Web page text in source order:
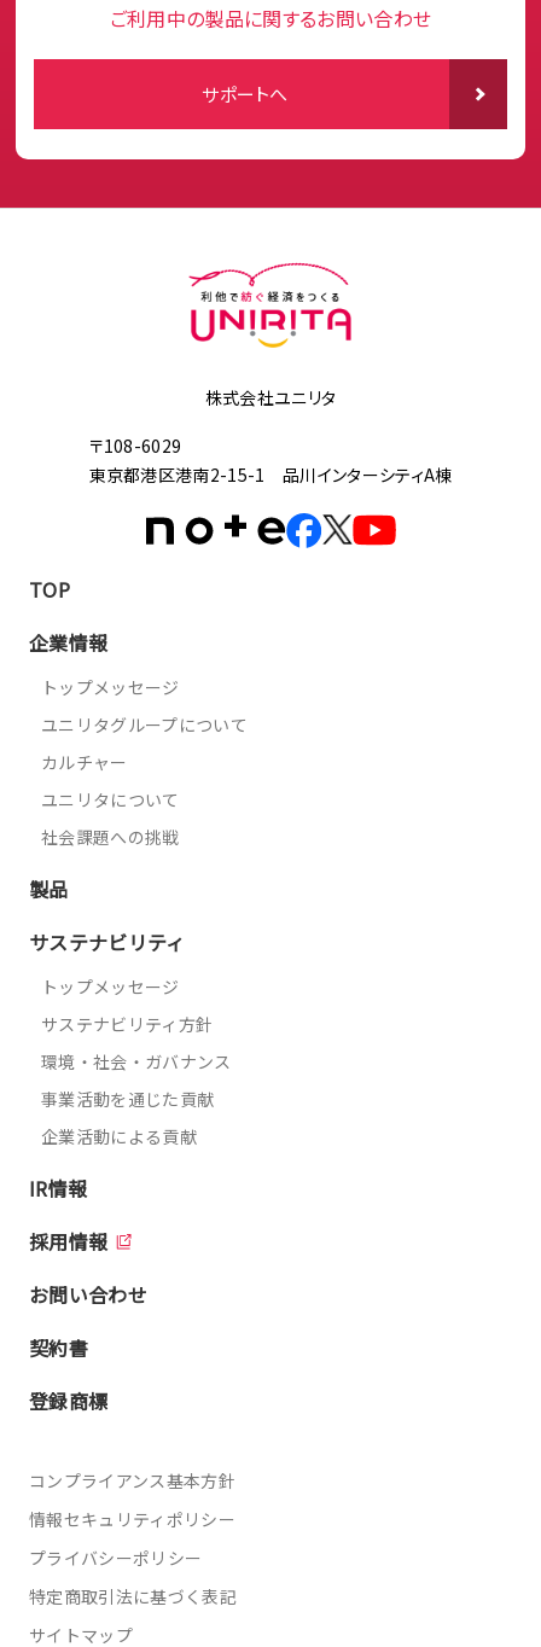
ご利用中の製品に関するお問い合わせ
サポートへ
株式会社ユニリタ
〒108-6029
東京都港区港南2-15-1 品川インターシティA棟
TOP
企業情報
トップメッセージ
ユニリタグループについて
カルチャー
ユニリタについて
社会課題への挑戦
製品
サステナビリティ
トップメッセージ
サステナビリティ方針
環境・社会・ガバナンス
事業活動を通じた貢献
企業活動による貢献
IR情報
採用情報
お問い合わせ
契約書
登録商標
コンプライアンス基本方針
情報セキュリティポリシー
プライバシーポリシー
特定商取引法に基づく表記
サイトマップ